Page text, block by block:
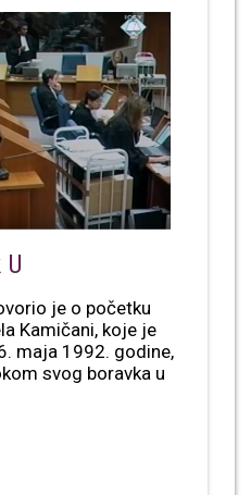
je o početku
Kamičani, koje je
maja 1992. godine,
svog boravka u